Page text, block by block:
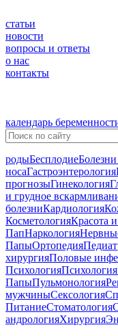
статьи
новости
вопросы и ответы
о нас
контакты
календарь
родыБесплодиеБолезни
носаГастроэнтерология
прогнозыГинекология
и грудное
болезниКардиология
КосметологияКрасота
ПапНаркология
ПапыОртопедия
хирургияПоловые
Психология
ПапыПульмонология
мужчиныСексология
ПитаниеСтоматология
андрологияХирургия